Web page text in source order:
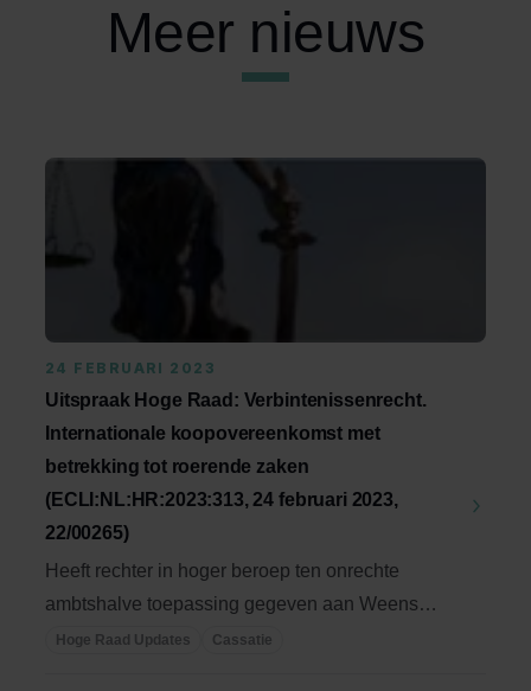
Meer nieuws
24 FEBRUARI 2023
Uitspraak Hoge Raad: Verbintenissenrecht.
Internationale koopovereenkomst met
betrekking tot roerende zaken
(ECLI:NL:HR:2023:313, 24 februari 2023,
22/00265)
Heeft rechter in hoger beroep ten onrechte
ambtshalve toepassing gegeven aan Weens
Koopverdrag? ...
Hoge Raad Updates Cassatie